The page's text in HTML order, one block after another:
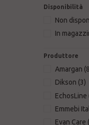
Lavaggi
A base di
Solari(23)
Disponibilità
Non
In
Produttore
Amargan
Dikson (3)
EchosLine
Emmebi
Evan Care